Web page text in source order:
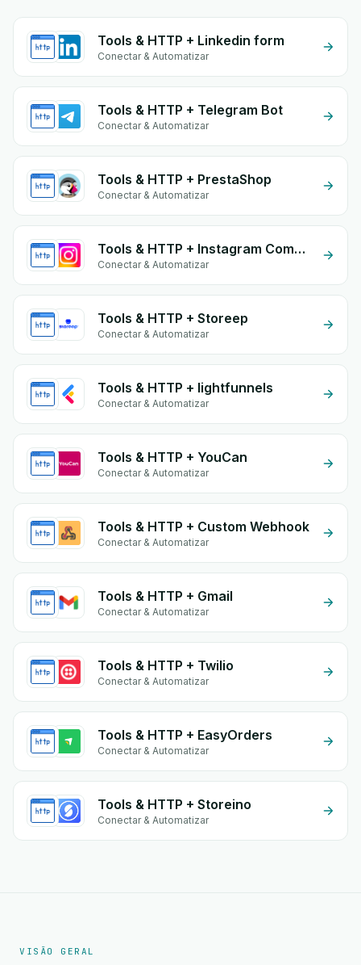
Tools & HTTP + Linkedin form
Conectar & Automatizar
Tools & HTTP + Telegram Bot
Conectar & Automatizar
Tools & HTTP + PrestaShop
Conectar & Automatizar
Tools & HTTP + Instagram Comment
Conectar & Automatizar
Tools & HTTP + Storeep
Conectar & Automatizar
Tools & HTTP + lightfunnels
Conectar & Automatizar
Tools & HTTP + YouCan
Conectar & Automatizar
Tools & HTTP + Custom Webhook
Conectar & Automatizar
Tools & HTTP + Gmail
Conectar & Automatizar
Tools & HTTP + Twilio
Conectar & Automatizar
Tools & HTTP + EasyOrders
Conectar & Automatizar
Tools & HTTP + Storeino
Conectar & Automatizar
VISÃO GERAL